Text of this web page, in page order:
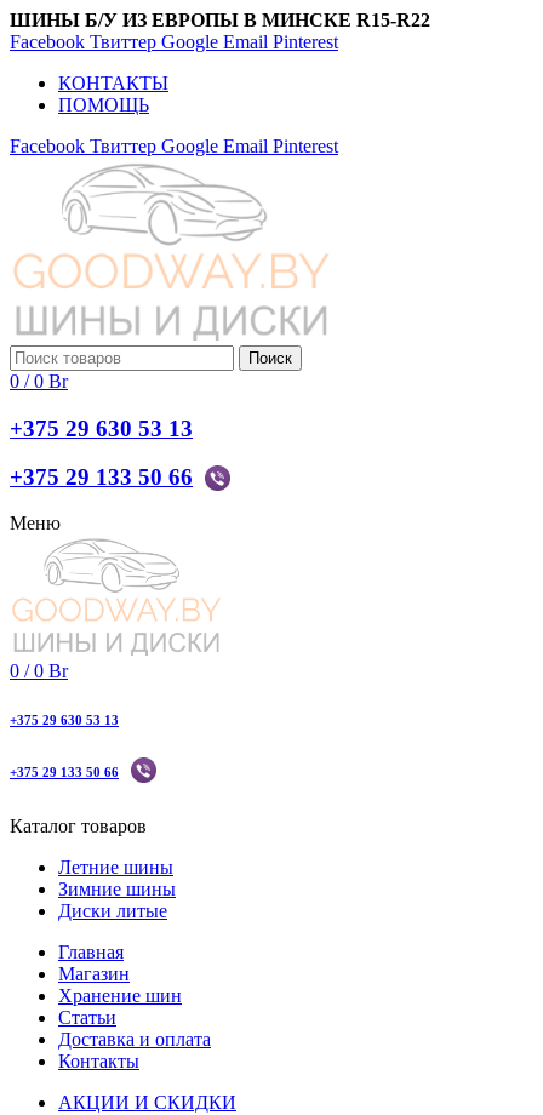
ШИНЫ Б/У ИЗ ЕВРОПЫ В МИНСКЕ R15-R22
Facebook Твиттер Google Email Pinterest
КОНТАКТЫ
ПОМОЩЬ
Facebook Твиттер Google Email Pinterest
Поиск
0 / 0 Br
+375 29 630 53 13
+375 29 133 50 66
Меню
0 / 0 Br
+375 29 630 53 13
+375 29 133 50 66
Каталог товаров
Летние шины
Зимние шины
Диски литые
Главная
Магазин
Хранение шин
Статьи
Доставка и оплата
Контакты
АКЦИИ И СКИДКИ